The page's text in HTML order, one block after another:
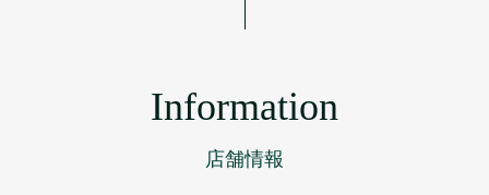
Information
店舗情報